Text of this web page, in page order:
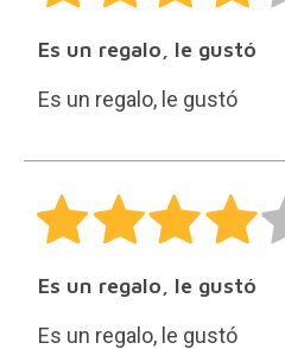
Es un regalo, le gustó
Es un regalo, le gustó
Es un regalo, le gustó
Es un regalo, le gustó